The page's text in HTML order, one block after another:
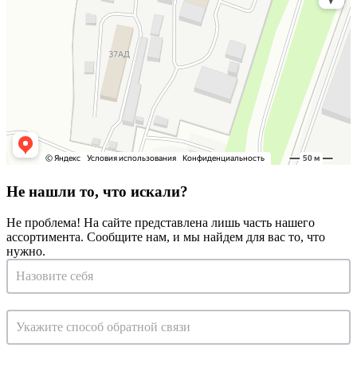
Не нашли то, что искали?
Не проблема! На сайте представлена лишь часть нашего
ассортимента. Сообщите нам, и мы найдем для вас то, что
нужно.
Запрос
на
консультацию